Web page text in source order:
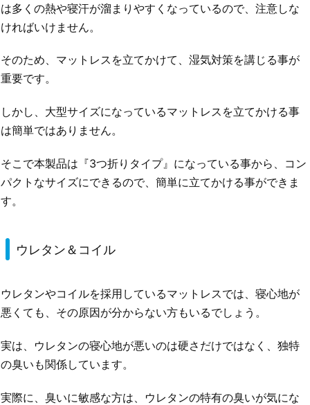
は多くの熱や寝汗が溜まりやすくなっているので、注意しな
ければいけません。
そのため、マットレスを立てかけて、湿気対策を講じる事が
重要です。
しかし、大型サイズになっているマットレスを立てかける事
は簡単ではありません。
そこで本製品は『3つ折りタイプ』になっている事から、コン
パクトなサイズにできるので、簡単に立てかける事ができま
す。
ウレタン＆コイル
ウレタンやコイルを採用しているマットレスでは、寝心地が
悪くても、その原因が分からない方もいるでしょう。
実は、ウレタンの寝心地が悪いのは硬さだけではなく、独特
の臭いも関係しています。
実際に、臭いに敏感な方は、ウレタンの特有の臭いが気にな